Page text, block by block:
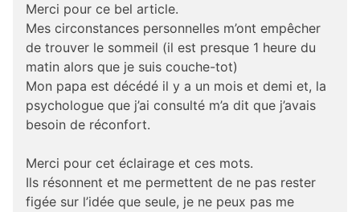
Merci pour ce bel article.
Mes circonstances personnelles m’ont empêcher
de trouver le sommeil (il est presque 1 heure du
matin alors que je suis couche-tot)
Mon papa est décédé il y a un mois et demi et, la
psychologue que j’ai consulté m’a dit que j’avais
besoin de réconfort.
Merci pour cet éclairage et ces mots.
Ils résonnent et me permettent de ne pas rester
figée sur l’idée que seule, je ne peux pas me